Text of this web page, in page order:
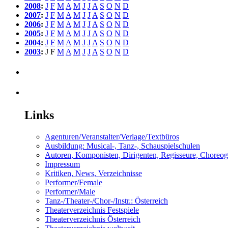
2008: J F M A M J J A S O N D
2007: J F M A M J J A S O N D
2006: J F M A M J J A S O N D
2005: J F M A M J J A S O N D
2004: J F M A M J J A S O N D
2003: J F M A M J J A S O N D
Links
Agenturen/Veranstalter/Verlage/Textbüros
Ausbildung: Musical-, Tanz-, Schauspielschulen
Autoren, Komponisten, Dirigenten, Regisseure,
Impressum
Kritiken, News, Verzeichnisse
Performer/Female
Performer/Male
Tanz-/Theater-/Chor-/Instr.: Österreich
Theaterverzeichnis Festspiele
Theaterverzeichnis Österreich